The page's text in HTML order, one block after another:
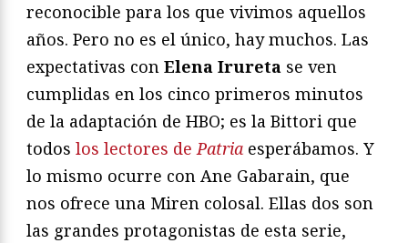
reconocible para los que vivimos aquellos
años. Pero no es el único, hay muchos. Las
expectativas con Elena Irureta se ven
cumplidas en los cinco primeros minutos
de la adaptación de HBO; es la Bittori que
todos los lectores dePatria esperábamos. Y
lo mismo ocurre con Ane Gabarain, que
nos ofrece una Miren colosal. Ellas dos son
las grandes protagonistas de esta serie,